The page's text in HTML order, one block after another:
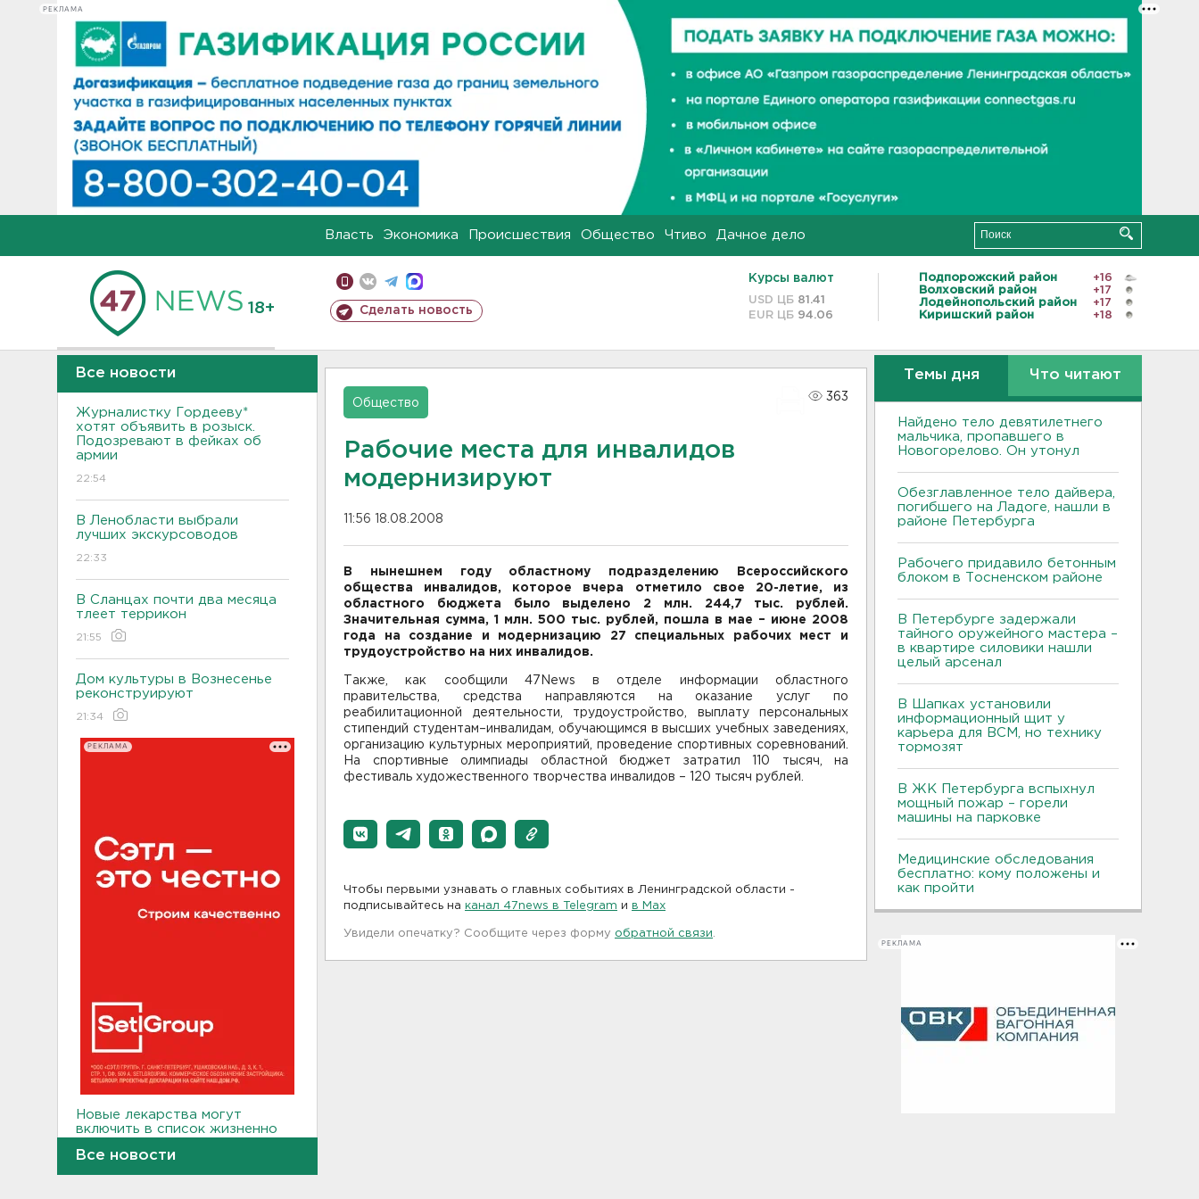
РЕКЛАМА
Власть Экономика Происшествия Общество Чтиво Дачное дело
18+ Сделать новость
Курсы валют
USD ЦБ 81.41
EUR ЦБ 94.06
Подпорожский район
+16
Волховский район
+17
Лодейнопольский район
+17
Киришский район
+18
Все новости
Журналистку Гордееву*
хотят объявить в розыск.
Подозревают в фейках об
армии
22:54
В Ленобласти выбрали
лучших экскурсоводов
22:33
В Сланцах почти два месяца
тлеет террикон
21:55
Дом культуры в Вознесенье
реконструируют
21:34
РЕКЛАМА
Новые лекарства могут
включить в список жизненно
Все новости
Общество
363
Рабочие места для инвалидов
модернизируют
11:56 18.08.2008
В нынешнем году областному подразделению Всероссийского
общества инвалидов, которое вчера отметило свое 20-летие, из
областного бюджета было выделено 2 млн. 244,7 тыс. рублей.
Значительная сумма, 1 млн. 500 тыс. рублей, пошла в мае – июне 2008
года на создание и модернизацию 27 специальных рабочих мест и
трудоустройство на них инвалидов.
Также, как сообщили 47News в отделе информации областного
правительства, средства направляются на оказание услуг по
реабилитационной деятельности, трудоустройство, выплату персональных
стипендий студентам–инвалидам, обучающимся в высших учебных заведениях,
организацию культурных мероприятий, проведение спортивных соревнований.
На спортивные олимпиады областной бюджет затратил 110 тысяч, на
фестиваль художественного творчества инвалидов – 120 тысяч рублей.
Чтобы первыми узнавать о главных событиях в Ленинградской области -
подписывайтесь на канал 47news в Telegram и в Maх
Увидели опечатку? Сообщите через форму обратной связи
Темы дня Что читают
Найдено тело девятилетнего
мальчика, пропавшего в
Новогорелово. Он утонул
Обезглавленное тело дайвера,
погибшего на Ладоге, нашли в
районе Петербурга
Рабочего придавило бетонным
блоком в Тосненском районе
В Петербурге задержали
тайного оружейного мастера –
в квартире силовики нашли
целый арсенал
В Шапках установили
информационный щит у
карьера для ВСМ, но технику
тормозят
В ЖК Петербурга вспыхнул
мощный пожар – горели
машины на парковке
Медицинские обследования
бесплатно: кому положены и
как пройти
РЕКЛАМА